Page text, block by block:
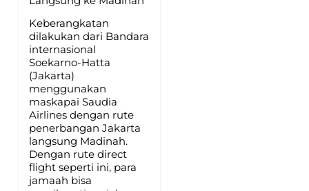
Keberangkatan
dilakukan dari Bandara
internasional
Soekarno-Hatta
(Jakarta)
menggunakan
maskapai Saudia
Airlines dengan rute
penerbangan Jakarta
langsung Madinah.
Dengan rute direct
flight seperti ini, para
jamaah bisa